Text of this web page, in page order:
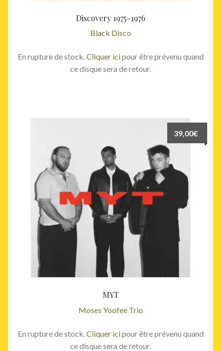
Discovery 1975-1976
Black Disco
En rupture de stock.Cliquer icipour être prévenu quand
ce disque sera de retour.
MYT
Moses Yoofee Trio
39,00€
En rupture de stock. Cliquer icipour être prévenu quand
ce disque sera de retour.